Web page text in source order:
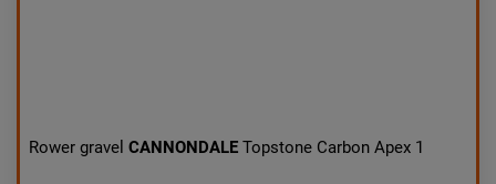
Rower gravel CANNONDALE Topstone Carbon Apex 1